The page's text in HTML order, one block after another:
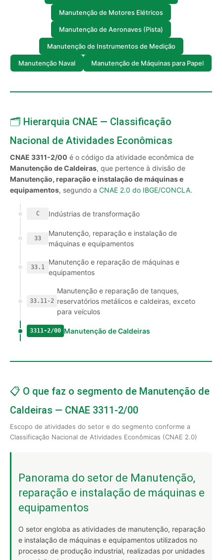
Manutenção de Motores Elétricos
Manutenção de Aeronaves (Pista)
Manutenção de Instrumentos de Medição
Manutenção Naval Manutenção de Máquinas para Papel
🗂️ Hierarquia CNAE — Classificação
Nacional de Atividades Econômicas
CNAE 3311-2/00 é o código da atividade econômica de
Manutenção de Caldeiras, que pertence à divisão de
Manutenção, reparação e instalação de máquinas e
equipamentos, segundo a CNAE 2.0 do IBGE/CONCLA.
C Indústrias de transformação
33
Manutenção, reparação e instalação de
máquinas e equipamentos
33.1
Manutenção e reparação de máquinas e
equipamentos
33.11-2
Manutenção e reparação de tanques,
reservatórios metálicos e caldeiras, exceto
para veículos
3311-2/00 Manutenção de Caldeiras
📋 O que faz o segmento de Manutenção de
Caldeiras — CNAE 3311-2/00
Escopo de atividades do setor e do segmento conforme a
Classificação Nacional de Atividades Econômicas (CNAE 2.0)
Panorama do setor de Manutenção,
reparação e instalação de máquinas e
equipamentos
O setor engloba as atividades de manutenção, reparação
e instalação de máquinas e equipamentos utilizados no
processo de produção industrial, realizadas por unidades